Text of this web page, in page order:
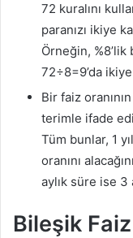
72 kuralını
paranızı ikiye
Örneğin, %8’lik
72÷8=9’da
Bir faiz
terimle ifade
Tüm bunlar, 1
oranını
aylık süre ise 3
Bileşik